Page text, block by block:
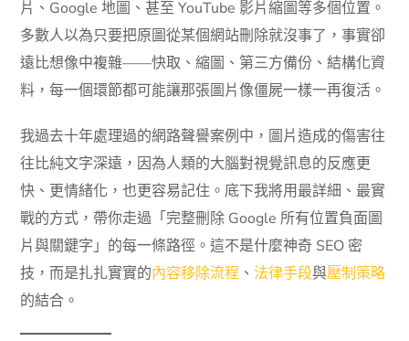
片、Google 地圖、甚至 YouTube 影片縮圖等多個位置。
多數人以為只要把原圖從某個網站刪除就沒事了，事實卻
遠比想像中複雜——快取、縮圖、第三方備份、結構化資
料，每一個環節都可能讓那張圖片像僵屍一樣一再復活。
我過去十年處理過的網路聲譽案例中，圖片造成的傷害往
往比純文字深遠，因為人類的大腦對視覺訊息的反應更
快、更情緒化，也更容易記住。底下我將用最詳細、最實
戰的方式，帶你走過「完整刪除 Google 所有位置負面圖
片與關鍵字」的每一條路徑。這不是什麼神奇 SEO 密
技，而是扎扎實實的內容移除流程 、 法律手段與壓制策略
的結合。